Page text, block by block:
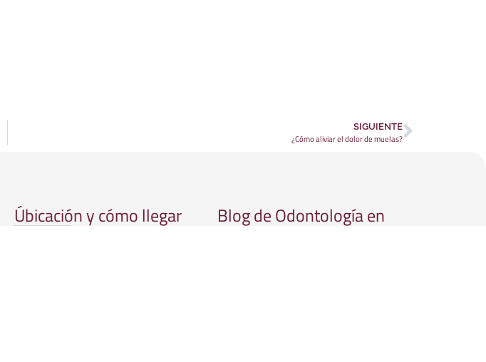
SIGUIENTE
¿Cómo aliviar el dolor de muelas?
Úbicación y cómo llegar Blog de Odontología en
Córdoba: Consejos,